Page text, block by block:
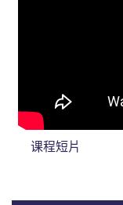
课程短片